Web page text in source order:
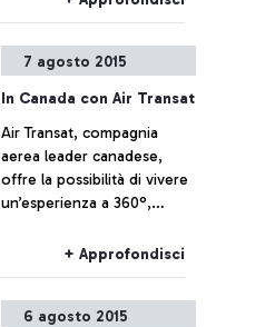
7 agosto 2015
In Canada con Air Transat
Air Transat, compagnia
aerea leader canadese,
offre la possibilità di vivere
un’esperienza a 360°,
stagione estiva con i suoi
comodi voli no-stop per
Montréal e Toronto.
+ Approfondisci
6 agosto 2015